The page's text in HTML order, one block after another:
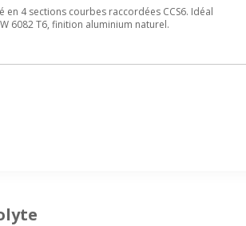
4 sections courbes raccordées CCS6. Idéal
6082 T6, finition aluminium naturel.